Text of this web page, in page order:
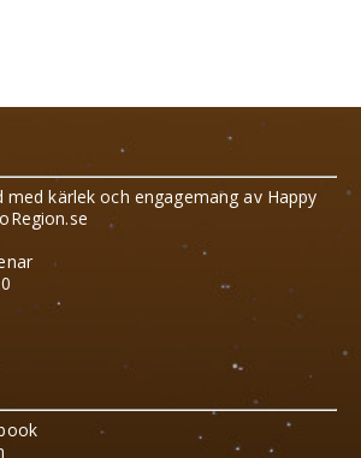
kärlek och engagemang av Happy